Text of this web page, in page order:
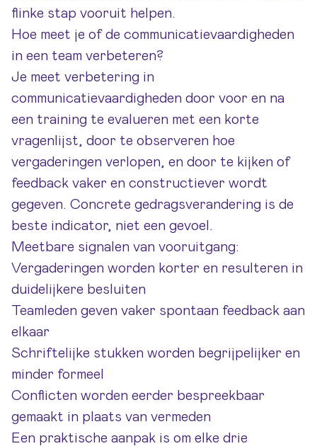
flinke stap vooruit helpen.
Hoe meet je of de communicatievaardigheden
in een team verbeteren?
Je meet verbetering in
communicatievaardigheden door voor en na
een training te evalueren met een korte
vragenlijst, door te observeren hoe
vergaderingen verlopen, en door te kijken of
feedback vaker en constructiever wordt
gegeven. Concrete gedragsverandering is de
beste indicator, niet een gevoel.
Meetbare signalen van vooruitgang:
Vergaderingen worden korter en resulteren in
duidelijkere besluiten
Teamleden geven vaker spontaan feedback aan
elkaar
Schriftelijke stukken worden begrijpelijker en
minder formeel
Conflicten worden eerder bespreekbaar
gemaakt in plaats van vermeden
Een praktische aanpak is om elke drie